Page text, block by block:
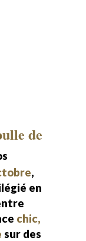
de
,
en
chic,
sur des